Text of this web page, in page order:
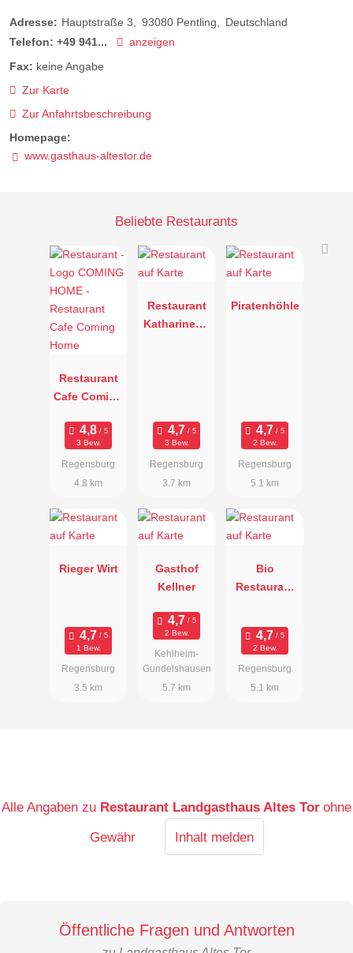
Adresse: Hauptstraße 3 93080 Pentling
Deutschland
Telefon: +49 941...
anzeigen
Fax: keine Angabe
Zur Karte
Zur Anfahrtsbeschreibung
Homepage:
www.gasthaus-altestor.de
Beliebte Restaurants
Restaurant
Cafe Coming
3 Bew.
Regensburg
4.8 km
Restaurant
Katharinenh
3 Bew.
Regensburg
3.7 km
Piratenhöhle
2 Bew.
Regensburg
5.1 km
Rieger Wirt
1 Bew.
Regensburg
3.5 km
Gasthof
Kellner
2 Bew.
Kehlheim-
Gundelshausen
5.7 km
Bio
Restaurant
2 Bew.
Regensburg
5.1 km
Alle Angaben zu Restaurant Landgasthaus Altes Tor ohne
Gewähr
Inhalt melden
Öffentliche Fragen und Antworten